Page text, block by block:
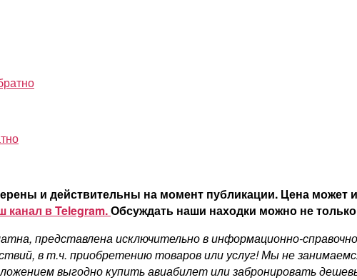
и действительны на момент публикации. Цена
канал в Telegram.Обсуждать наши находки можно не
представлена исключительно в информационно-
в т.ч. приобретению товаров или услуг! Мы не
выгодно купить авиабилет или забронировать